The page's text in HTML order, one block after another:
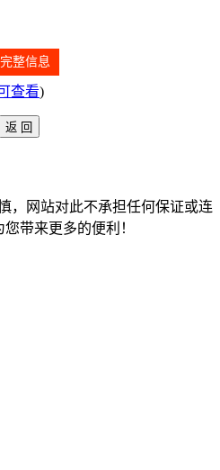
整信息
查看)
，网站对此不承担任何保证或连
带来更多的便利！